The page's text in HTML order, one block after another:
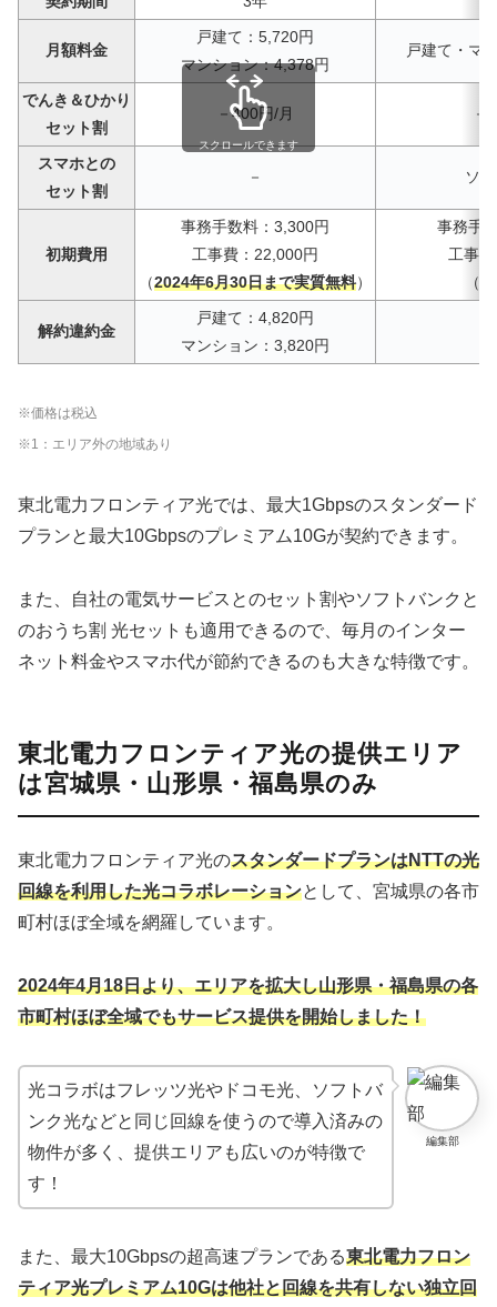
月額料金
戸建て：5,720円
マンション：4,378円
戸建て・マ
でんき＆ひかり
セット割
－400円/月 －
スマホとの
セット割
－ ソ
初期費用
事務手数料：3,300円
工事費：22,000円
（2024年6月30日まで実質無料）
事務手
工事
（
解約違約金
戸建て：4,820円
マンション：3,820円
スクロールできます
※価格は税込
※1：エリア外の地域あり
東北電力フロンティア光では、最大1Gbpsのスタンダード
プランと最大10Gbpsのプレミアム10Gが契約できます。
また、自社の電気サービスとのセット割やソフトバンクと
のおうち割 光セットも適用できるので、毎月のインター
ネット料金やスマホ代が節約できるのも大きな特徴です。
東北電力フロンティア光の提供エリア
は宮城県・山形県・福島県のみ
東北電力フロンティア光のスタンダードプランはNTTの光
回線を利用した光コラボレーションとして、宮城県の各市
町村ほぼ全域を網羅しています。
2024年4月18日より、エリアを拡大し山形県・福島県の各
市町村ほぼ全域でもサービス提供を開始しました！
編集部
光コラボはフレッツ光やドコモ光、ソフトバ
ンク光などと同じ回線を使うので導入済みの
物件が多く、提供エリアも広いのが特徴で
す！
また、最大10Gbpsの超高速プランである東北電力フロン
ティア光プレミアム10Gは他社と回線を共有しない独立回